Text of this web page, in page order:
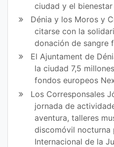
ciudad y el
Dénia y los Moros y
citarse con la
donación de sangre
El Ajuntament de
la ciudad 7,5
fondos europeos
Los Corresponsales
jornada de
aventura, talleres
discomóvil nocturna
Internacional de la